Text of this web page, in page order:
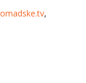
,